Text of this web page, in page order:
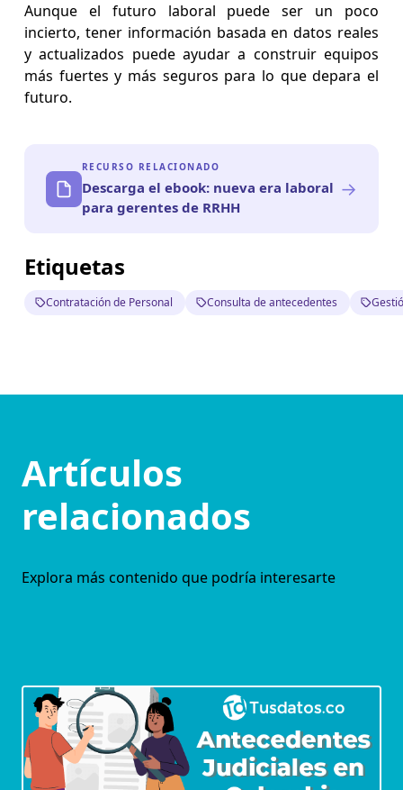
Aunque el futuro laboral puede ser un poco
incierto, tener información basada en datos reales
y actualizados puede ayudar a construir equipos
más fuertes y más seguros para lo que depara el
futuro.
RECURSO RELACIONADO
Descarga el ebook: nueva era laboral
para gerentes de RRHH
→
Etiquetas
Contratación de Personal Consulta de antecedentes
Artículos
relacionados
Explora más contenido que podría interesarte